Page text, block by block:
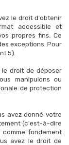
le droit d'obtenir
accessible et
propres fins. Ce
exceptions. Pour
5).
le droit de déposer
manipulons ou
de protection
avez donné votre
(c'est-à-dire
fondement
avez le droit de